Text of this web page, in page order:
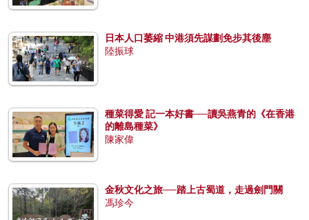
日本人口萎縮 中港須先謀劃免步其後塵
陸振球
種菜得愛 記一本好書──讀吳燕青的《在香港
的離島種菜》
陳家偉
金秋文化之旅──踏上古蜀道，走過劍門關
馮珍今